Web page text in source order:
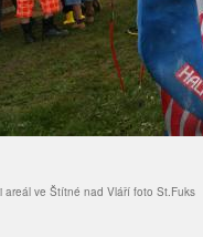
areál ve Štítné nad Vláří foto St.Fuks